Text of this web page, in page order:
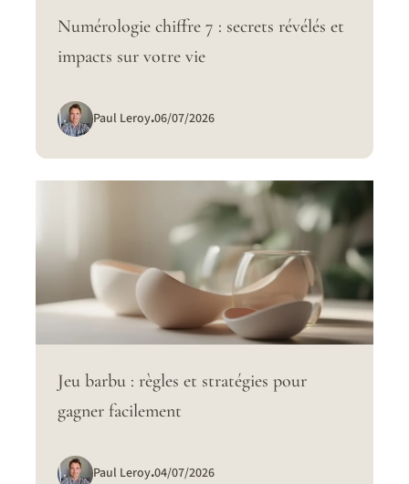
Numérologie chiffre 7 : secrets révélés et
impacts sur votre vie
Paul Leroy.06/07/2026
Jeu barbu : règles et stratégies pour
gagner facilement
Paul Leroy.04/07/2026